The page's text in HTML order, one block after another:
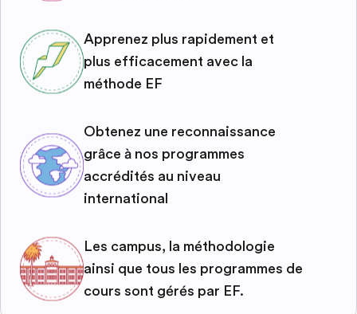
Apprenez plus rapidement et
plus efficacement avec la
méthode EF
Obtenez une reconnaissance
grâce à nos programmes
accrédités au niveau
international
Les campus, la méthodologie
ainsi que tous les programmes de
cours sont gérés par EF.